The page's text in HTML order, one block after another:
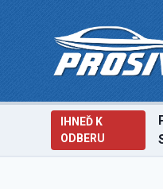
IHNEĎ K
ODBERU